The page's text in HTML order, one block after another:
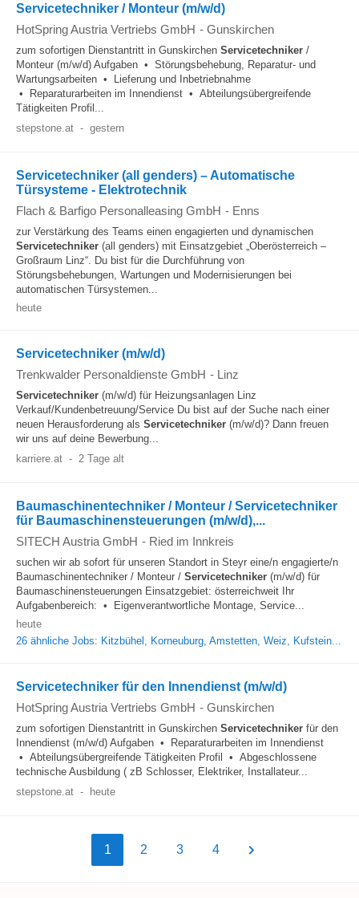
Servicetechniker / Monteur (m/w/d)
HotSpring Austria Vertriebs GmbH - Gunskirchen
zum sofortigen Dienstantritt in Gunskirchen Servicetechniker /
Monteur (m/w/d) Aufgaben • Störungsbehebung, Reparatur- und
Wartungsarbeiten • Lieferung und Inbetriebnahme
• Reparaturarbeiten im Innendienst • Abteilungsübergreifende
Tätigkeiten Profil...
stepstone.at - gestern
Servicetechniker (all genders) – Automatische
Türsysteme - Elektrotechnik
Flach & Barfigo Personalleasing GmbH - Enns
zur Verstärkung des Teams einen engagierten und dynamischen
Servicetechniker (all genders) mit Einsatzgebiet „Oberösterreich –
Großraum Linz“. Du bist für die Durchführung von
Störungsbehebungen, Wartungen und Modernisierungen bei
automatischen Türsystemen...
heute
Servicetechniker (m/w/d)
Trenkwalder Personaldienste GmbH - Linz
Servicetechniker (m/w/d) für Heizungsanlagen Linz
Verkauf/Kundenbetreuung/Service Du bist auf der Suche nach einer
neuen Herausforderung als Servicetechniker (m/w/d)? Dann freuen
wir uns auf deine Bewerbung...
karriere.at - 2 Tage alt
Baumaschinentechniker / Monteur / Servicetechniker
für Baumaschinensteuerungen (m/w/d),...
SITECH Austria GmbH - Ried im Innkreis
suchen wir ab sofort für unseren Standort in Steyr eine/n engagierte/n
Baumaschinentechniker / Monteur / Servicetechniker (m/w/d) für
Baumaschinensteuerungen Einsatzgebiet: österreichweit Ihr
Aufgabenbereich: • Eigenverantwortliche Montage, Service...
heute
26 ähnliche Jobs: Kitzbühel, Korneuburg, Amstetten, Weiz, Kufstein...
Servicetechniker für den Innendienst (m/w/d)
HotSpring Austria Vertriebs GmbH - Gunskirchen
zum sofortigen Dienstantritt in Gunskirchen Servicetechniker für den
Innendienst (m/w/d) Aufgaben • Reparaturarbeiten im Innendienst
• Abteilungsübergreifende Tätigkeiten Profil • Abgeschlossene
technische Ausbildung ( zB Schlosser, Elektriker, Installateur...
stepstone.at - heute
1 2 3 4